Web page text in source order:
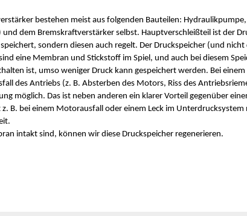
bestehen meist aus folgenden Bauteilen:
dem Bremskraftverstärker selbst. Hauptverschleißteil ist der
sondern diesen auch regelt. Der Druckspeicher (und
eine Membran und Stickstoff im Spiel, und auch bei diesem
ist, umso weniger Druck kann gespeichert werden. Bei
des Antriebs (z. B. Absterben des Motors, Riss des
möglich. Das ist neben anderen ein klarer Vorteil gegenüber
B. bei einem Motorausfall oder einem Leck im
intakt sind, können wir diese Druckspeicher regenerieren.